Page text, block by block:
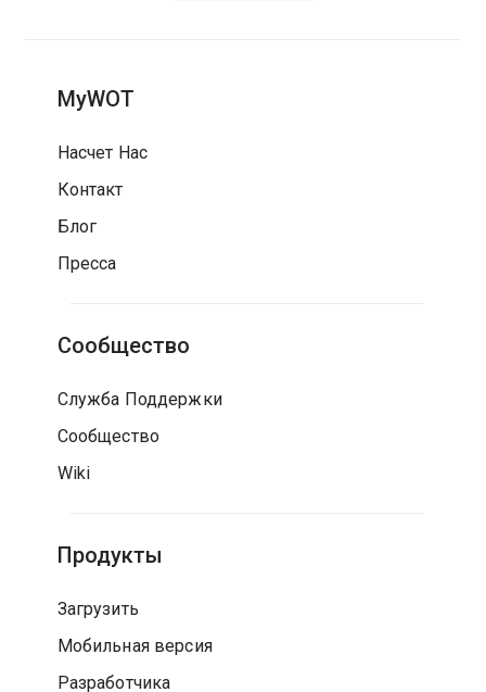
MyWOT
Насчет Нас
Контакт
Блог
Пресса
Сообщество
Служба Поддержки
Сообщество
Wiki
Продукты
Загрузить
Мобильная версия
Разработчика